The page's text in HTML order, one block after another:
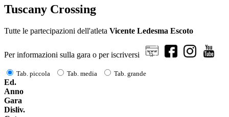
Tuscany Crossing
Tutte le partecipazioni dell'atleta Vicente Ledesma Escoto
Per informazioni sulla gara o per iscriversi
Tab. piccola Tab. media Tab. grande
Ed.
Anno
Gara
Disliv.